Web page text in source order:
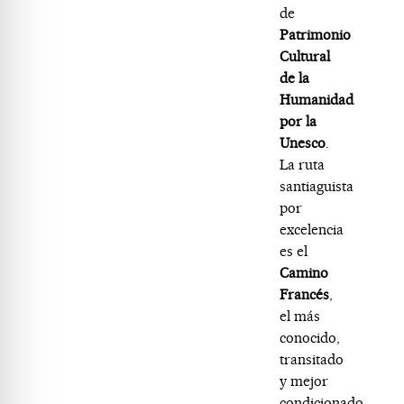
de
Patrimonio
Cultural
de la
Humanidad
por la
Unesco.
La ruta
santiaguista
por
excelencia
es el
Camino
Francés,
el más
conocido,
transitado
y mejor